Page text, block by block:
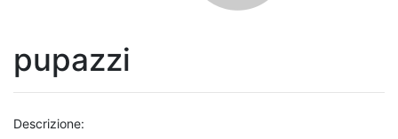
pupazzi
Descrizione: